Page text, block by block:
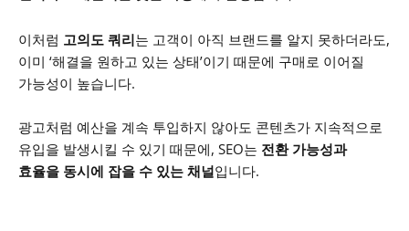
이처럼 고의도 쿼리는 고객이 아직 브랜드를 알지 못하더라도,
이미 ‘해결을 원하고 있는 상태’이기 때문에 구매로 이어질
가능성이 높습니다.
광고처럼 예산을 계속 투입하지 않아도 콘텐츠가 지속적으로
유입을 발생시킬 수 있기 때문에, SEO는 전환 가능성과
효율을 동시에 잡을 수 있는 채널입니다.